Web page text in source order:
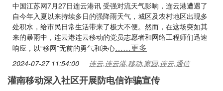
中国江苏网7月27日连云港讯 受强对流天气影响，连云港遭遇了
自今年入夏以来持续多日的强降雨天气，城区及农村地区出现多
处积水，给市民日常生活带来了极大不便。然而，在这场突如其
来的暴雨中，连云港连云移动的党员志愿者和网络工程师们迅速
响应，以“移网”无前的勇气和决心……更多
2024-07-27 11:54:00 连云,连云港,移动,家园,连云,通信
灌南移动深入社区开展防电信诈骗宣传